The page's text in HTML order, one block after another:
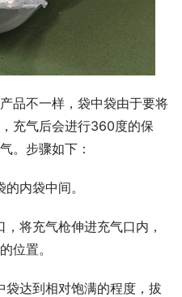
品不一样，袋中袋由于要将
充气后会进行360度的保
。步骤如下：
内袋中间。
充气枪伸进充气口内，
位置。
到相对饱满的程度，拔